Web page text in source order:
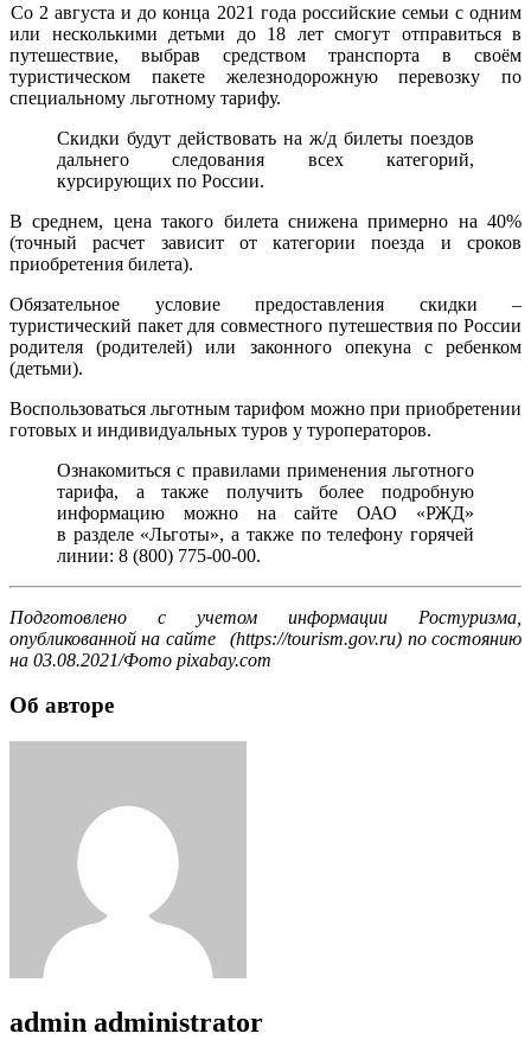
Со 2 августа и до конца 2021 года российские семьи с одним
или несколькими детьми до 18 лет смогут отправиться в
путешествие, выбрав средством транспорта в своём
туристическом пакете железнодорожную перевозку по
специальному льготному тарифу.
Скидки будут действовать на ж/д билеты поездов
дальнего следования всех категорий,
курсирующих по России.
В среднем, цена такого билета снижена примерно на 40%
(точный расчет зависит от категории поезда и сроков
приобретения билета).
Обязательное условие предоставления скидки –
туристический пакет для совместного путешествия по России
родителя (родителей) или законного опекуна с ребенком
(детьми).
Воспользоваться льготным тарифом можно при приобретении
готовых и индивидуальных туров у туроператоров.
Ознакомиться с правилами применения льготного
тарифа, а также получить более подробную
информацию можно на сайте ОАО «РЖД»
в разделе «Льготы», а также по телефону горячей
линии: 8 (800) 775-00-00.
Подготовлено с учетом информации Ростуризма,
опубликованной на сайте (https://tourism.gov.ru) по состоянию
на 03.08.2021/Фото pixabay.com
Об авторе
admin administrator